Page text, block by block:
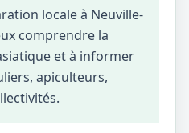
locale à Neuville-
comprendre la
et à informer
apiculteurs,